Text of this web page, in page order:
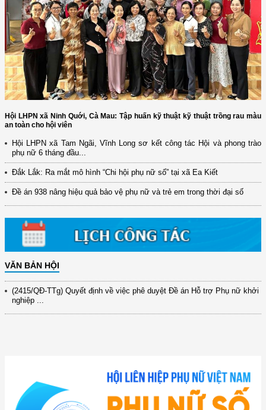
Hội LHPN xã Ninh Quới, Cà Mau: Tập huấn kỹ thuật kỹ thuật trồng rau màu
an toàn cho hội viên
Hội LHPN xã Tam Ngãi, Vĩnh Long sơ kết công tác Hội và phong trào
phụ nữ 6 tháng đầu...
Đắk Lắk: Ra mắt mô hình “Chi hội phụ nữ số” tại xã Ea Kiết
Đề án 938 nâng hiệu quả bảo vệ phụ nữ và trẻ em trong thời đại số
VĂN BẢN HỘI
(12/TB-HĐKH) V/v đăng ký, đề xuất nhiệm vụ Khoa học, công nghệ và
đổi mới ...
(898/KH/ĐCT) Kế hoạch thực hiện Quyết định số 2415/QĐ-TTg ngày
31/10/2025 ...
(417/QĐ-BNNMT) Quyết định phê duyệt Chương trình mục tiêu quốc gia
xây dựng ...
9/9/2025 của Bộ ...
(2415/QĐ-TTg) Quyết định về việc phê duyệt Đề án Hỗ trợ Phụ nữ khởi
nghiệp ...